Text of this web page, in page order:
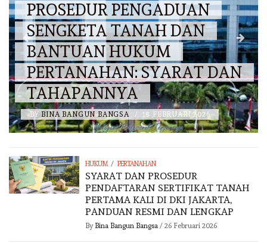
PROSEDUR PENGADUAN
SENGKETA TANAH DAN
BANTUAN HUKUM
PERTANAHAN: SYARAT DAN
TAHAPANNYA
BY BINA BANGUN BANGSA / 18 FEBRUARI 2026
HUKUM / PERTANAHAN
SYARAT DAN PROSEDUR
PENDAFTARAN SERTIFIKAT TANAH
PERTAMA KALI DI DKI JAKARTA,
PANDUAN RESMI DAN LENGKAP
By Bina Bangun Bangsa/ 26 Februari 2026